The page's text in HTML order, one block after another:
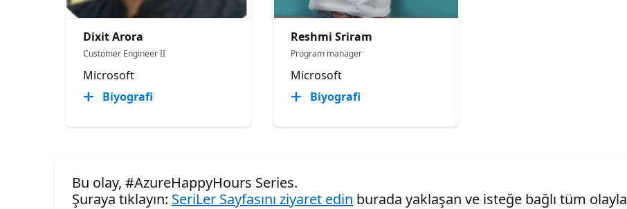
Dixit Arora
Customer Engineer II
Microsoft
Biyografi
Reshmi Sriram
Program manager
Microsoft
Biyografi
Bu olay, #AzureHappyHours Series.
Şuraya tıklayın: SeriLer Sayfasını ziyaret edin burada yaklaşan ve isteğe bağlı tüm